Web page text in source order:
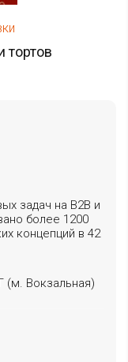
тортов
задач на B2B и
более 1200
концепций в 42
(м. Вокзальная)